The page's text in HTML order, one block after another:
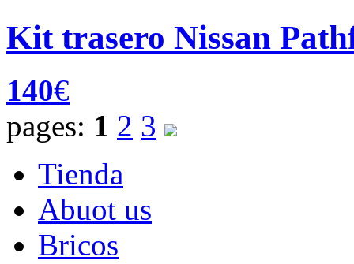
Kit trasero Nissan
140€
pages: 1 2 3
Tienda
Abuot us
Bricos